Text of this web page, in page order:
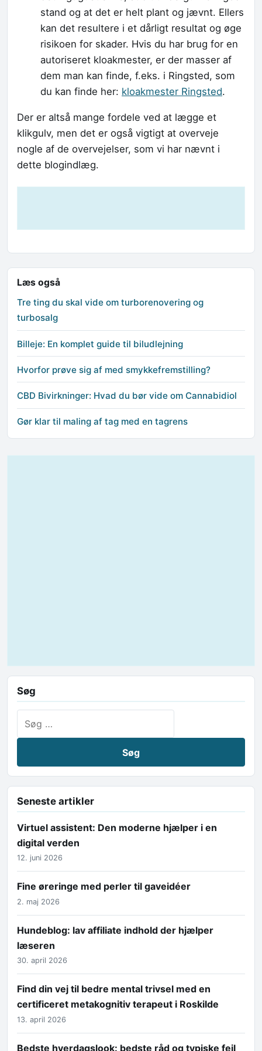
stand og at det er helt plant og jævnt. Ellers
kan det resultere i et dårligt resultat og øge
risikoen for skader. Hvis du har brug for en
autoriseret kloakmester, er der masser af
dem man kan finde, f.eks. i Ringsted, som
du kan finde her: kloakmester Ringsted.
Der er altså mange fordele ved at lægge et
klikgulv, men det er også vigtigt at overveje
nogle af de overvejelser, som vi har nævnt i
dette blogindlæg.
Læs også
Tre ting du skal vide om turborenovering og
turbosalg
Billeje: En komplet guide til biludlejning
Hvorfor prøve sig af med smykkefremstilling?
CBD Bivirkninger: Hvad du bør vide om Cannabidiol
Gør klar til maling af tag med en tagrens
Søg
Seneste artikler
Virtuel assistent: Den moderne hjælper i en
digital verden
12. juni 2026
Fine øreringe med perler til gaveidéer
2. maj 2026
Hundeblog: lav affiliate indhold der hjælper
læseren
30. april 2026
Find din vej til bedre mental trivsel med en
certificeret metakognitiv terapeut i Roskilde
13. april 2026
Bedste hverdagslook: bedste råd og typiske fejl